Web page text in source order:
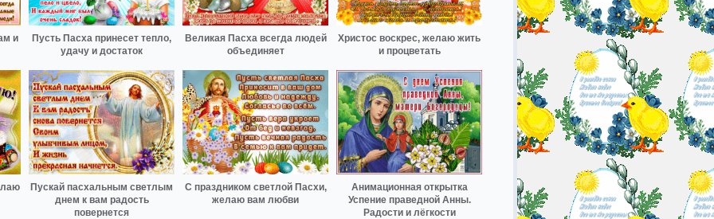
и
Пусть Пасха принесет тепло,
удачу и достаток
Великая Пасха всегда людей
объединяет
Христос воскрес, желаю жить
и процветать
Пускай пасхальным светлым
днем к вам радость
повернется
С праздником светлой Пасхи,
желаю вам любви
Анимационная открытка
Успение праведной Анны.
Радости и лёгкости